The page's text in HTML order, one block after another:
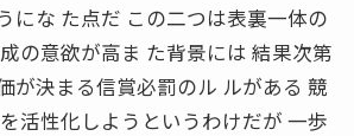
にな た点だ この二つは表裏一体の
の意欲が高ま た背景には 結果次第
が決まる信賞必罰のル ルがある 競
活性化しようというわけだが 一歩